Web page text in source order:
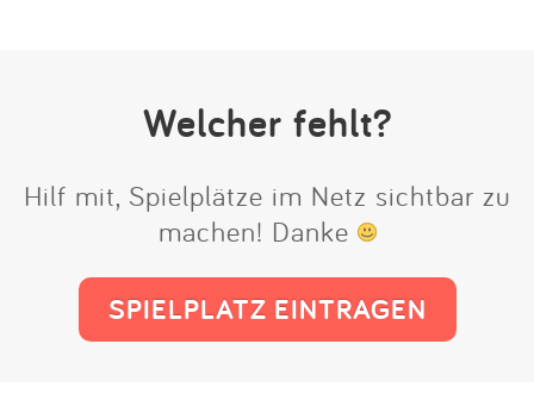
Welcher fehlt?
Hilf mit, Spielplätze im Netz sichtbar zu
machen! Danke
SPIELPLATZ EINTRAGEN